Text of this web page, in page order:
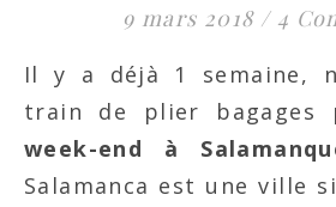
9 mars 2018 / 4
Il y a déjà 1 semaine, nous étions en
train de plier bagages
week-end à
Salamanca est une ville